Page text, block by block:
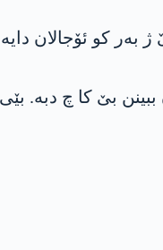
کو ئۆجالان
بێ کا چ دبە.